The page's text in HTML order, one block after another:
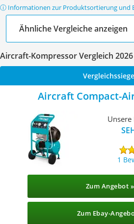
ⓘ Informationen zur Produktsortierung und
Ähnliche Vergleiche anzeigen
Aircraft-Kompressor Vergleich
Aircraft Compact-
1
Zum Angebot »
Zum Ebay-